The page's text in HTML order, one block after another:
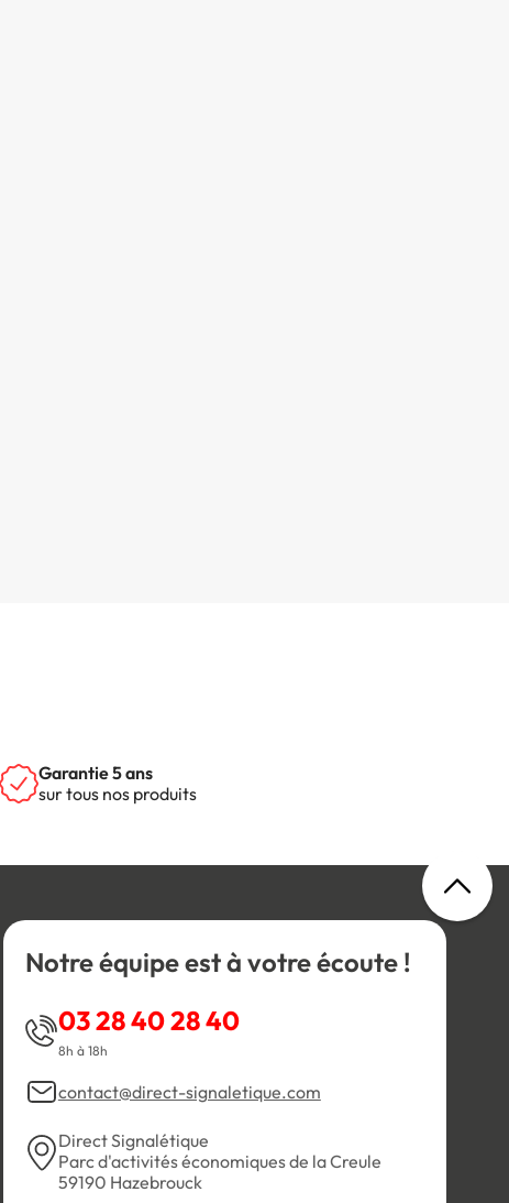
Garantie 5 ans
sur tous nos produits
Notre équipe est à votre écoute !
03 28 40 28 40
8h à 18h
contact@direct-signaletique.com
Direct Signalétique
Parc d'activités économiques de la Creule
59190 Hazebrouck